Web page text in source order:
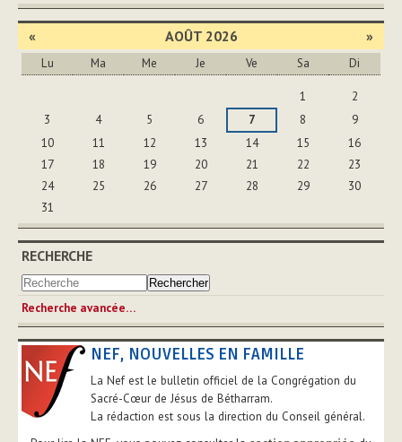
« AOÛT 2026 »
Lu Ma Me Je Ve Sa Di
1
2
3
4 5 6 7 8
9
10
11 12 13 14 15
16
17
18 19 20 21 22
23
24
25 26 27 28 29
30
31
RECHERCHE
Recherche avancée…
NEF, NOUVELLES EN FAMILLE
La Nef est le bulletin officiel de la Congrégation du
Sacré-Cœur de Jésus de Bétharram.
La rédaction est sous la direction du Conseil général.